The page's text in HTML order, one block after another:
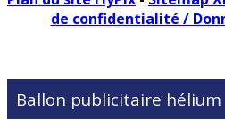
de confidentialité /
Ballon publicitaire hélium